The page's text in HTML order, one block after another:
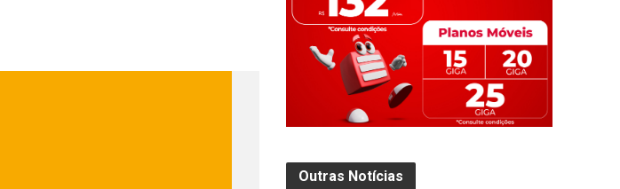
Outras Notícias